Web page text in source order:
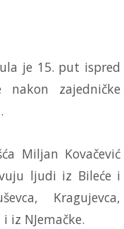
je 15. put ispred
nakon zajedničke
Miljan Kovačević
ljudi iz Bileće i
Kragujevca,
iz NJemačke.